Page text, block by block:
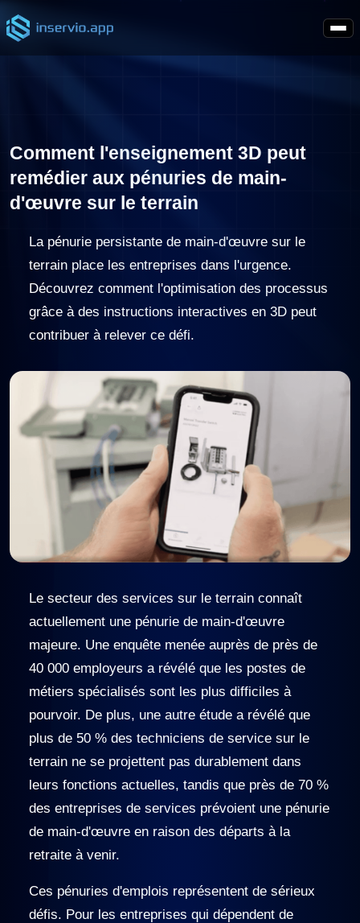
Comment l'enseignement 3D peut
remédier aux pénuries de main-
d'œuvre sur le terrain
La pénurie persistante de main-d'œuvre sur le
terrain place les entreprises dans l'urgence.
Découvrez comment l'optimisation des processus
grâce à des instructions interactives en 3D peut
contribuer à relever ce défi.
Le secteur des services sur le terrain connaît
actuellement une pénurie de main-d'œuvre
majeure. Une enquête menée auprès de près de
40 000 employeurs a révélé que les postes de
métiers spécialisés sont les plus difficiles à
pourvoir. De plus, une autre étude a révélé que
plus de 50 % des techniciens de service sur le
terrain ne se projettent pas durablement dans
leurs fonctions actuelles, tandis que près de 70 %
des entreprises de services prévoient une pénurie
de main-d'œuvre en raison des départs à la
retraite à venir.
Ces pénuries d'emplois représentent de sérieux
défis. Pour les entreprises qui dépendent de